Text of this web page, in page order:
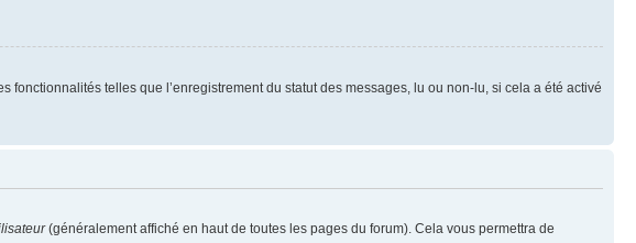
telles que l’enregistrement du statut des messages, lu ou non-lu, si cela a été activé
(généralement affiché en haut de toutes les pages du forum). Cela vous permettra de